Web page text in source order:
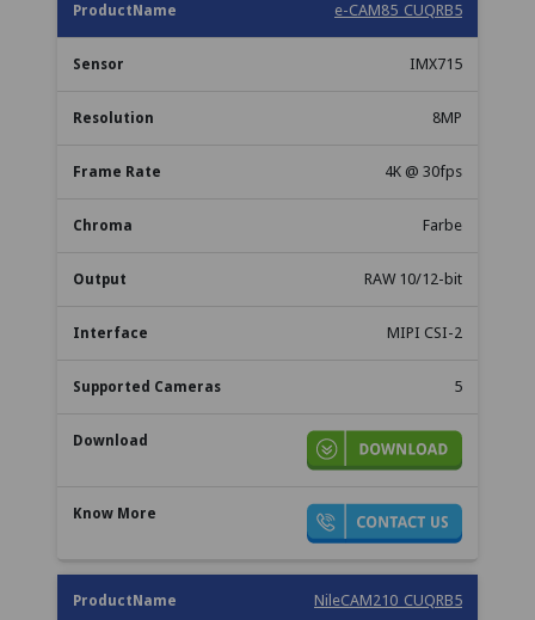
e-CAM85_CUQRB5
IMX715
8MP
4K @ 30fps
Farbe
RAW 10/12-bit
MIPI CSI-2
5
NileCAM210_CUQRB5